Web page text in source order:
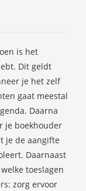
is het
Dit geldt
je het zelf
gaat meestal
Daarna
je boekhouder
je de aangifte
Daarnaast
toeslagen
zorg ervoor